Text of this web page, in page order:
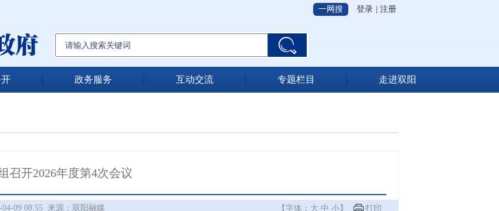
一网搜 登录 注册
政务服务 互动交流 专题栏目 走进双阳
召开2026年度第4次会议
09 08:55 来源：双阳融媒 【字体： 大 中 小 】 打印